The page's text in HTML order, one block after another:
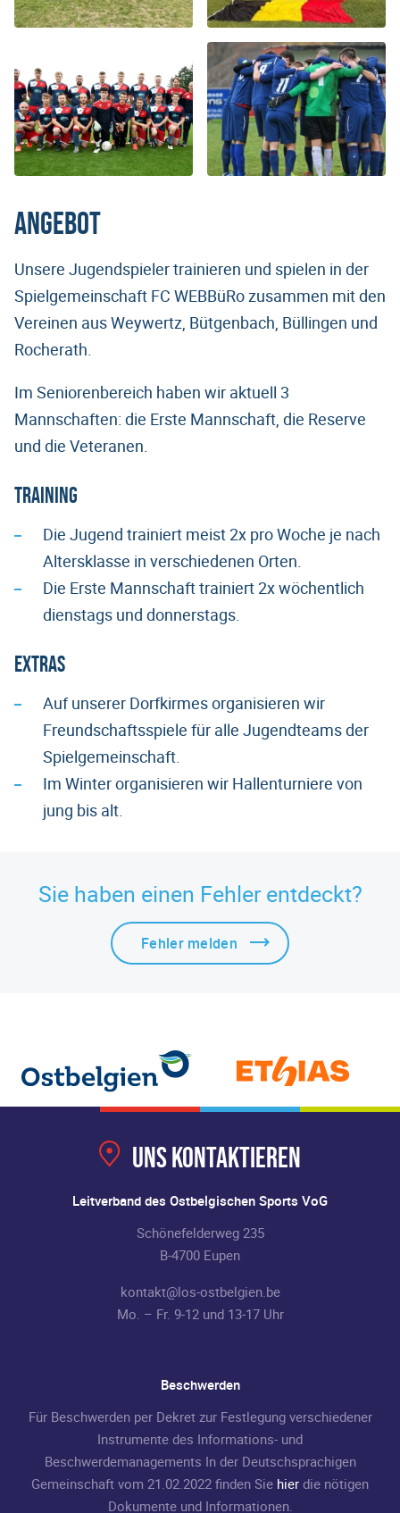
Angebot
Unsere Jugendspieler trainieren und spielen in der
Spielgemeinschaft FC WEBBüRo zusammen mit den
Vereinen aus Weywertz, Bütgenbach, Büllingen und
Rocherath.
Im Seniorenbereich haben wir aktuell 3
Mannschaften: die Erste Mannschaft, die Reserve
und die Veteranen.
Training
Die Jugend trainiert meist 2x pro Woche je nach
Altersklasse in verschiedenen Orten.
Die Erste Mannschaft trainiert 2x wöchentlich
dienstags und donnerstags.
Extras
Auf unserer Dorfkirmes organisieren wir
Freundschaftsspiele für alle Jugendteams der
Spielgemeinschaft.
Im Winter organisieren wir Hallenturniere von
jung bis alt.
Sie haben einen Fehler entdeckt?
Fehler melden
Uns kontaktieren
Leitverband des Ostbelgischen Sports VoG
Schönefelderweg 235
B-4700 Eupen
kontakt@los-ostbelgien.be
Mo. – Fr. 9-12 und 13-17 Uhr
Beschwerden
Für Beschwerden per Dekret zur Festlegung verschiedener
Instrumente des Informations- und
Beschwerdemanagements In der Deutschsprachigen
Gemeinschaft vom 21.02.2022 finden Sie hier die nötigen
Dokumente und Informationen.